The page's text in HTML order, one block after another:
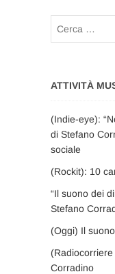
ATTIVITÀ
(Indie-eye):
di Stefano
sociale
(Rockit): 10
“Il suono dei
Stefano
(Oggi) Il
Corradino